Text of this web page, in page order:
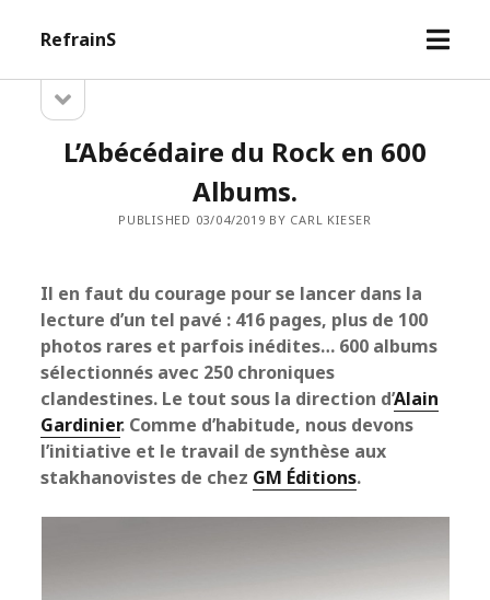
RefrainS
open
Sidebarsidebar
L’Abécédaire du Rock en 600
Albums.
PUBLISHED 03/04/2019 BY CARL KIESER
Il en faut du courage pour se lancer dans la
lecture d’un tel pavé : 416 pages, plus de 100
photos rares et parfois inédites… 600 albums
sélectionnés avec 250 chroniques
clandestines. Le tout sous la direction d’Alain
Gardinier. Comme d’habitude, nous devons
l’initiative et le travail de synthèse aux
stakhanovistes de chez GM Éditions.